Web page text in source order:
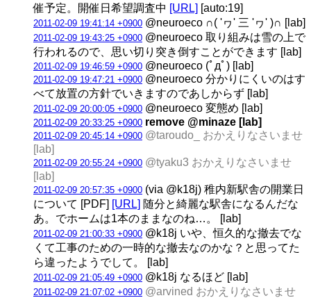
催予定。開催日希望調査中 [URL] [auto:19]
2011-02-09 19:41:14 +0900 @neuroeco ∩( 'ヮ' 三 'ヮ' )∩ [lab]
2011-02-09 19:43:25 +0900 @neuroeco 取り組みは雪の上で
行われるので、思い切り突き倒すことができます [lab]
2011-02-09 19:46:59 +0900 @neuroeco (ﾟдﾟ) [lab]
2011-02-09 19:47:21 +0900 @neuroeco 分かりにくいのはす
べて放置の方針でいきますのであしからず [lab]
2011-02-09 20:00:05 +0900 @neuroeco 変態め [lab]
2011-02-09 20:33:25 +0900 remove @minaze [lab]
2011-02-09 20:45:14 +0900 @taroudo_ おかえりなさいませ
[lab]
2011-02-09 20:55:24 +0900 @tyaku3 おかえりなさいませ
[lab]
2011-02-09 20:57:35 +0900 (via @k18j) 稚内新駅舎の開業日
について [PDF] [URL] 随分と綺麗な駅舎になるんだな
あ。でホームは1本のままなのね…。 [lab]
2011-02-09 21:00:33 +0900 @k18j いや、恒久的な撤去でな
くて工事のための一時的な撤去なのかな？と思ってた
ら違ったようでして。 [lab]
2011-02-09 21:05:49 +0900 @k18j なるほど [lab]
2011-02-09 21:07:02 +0900 @arvined おかえりなさいませ